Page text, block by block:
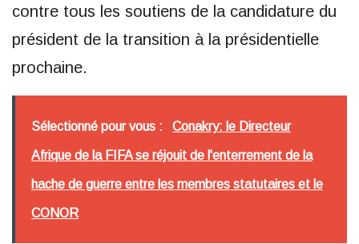
contre tous les soutiens de la candidature du
président de la transition à la présidentielle
prochaine.
Sélectionné pour vous : Conakry: le Directeur
Afrique de la FIFA se réjouit de l'enterrement de la
hache de guerre entre les membres statutaires et le
CONOR